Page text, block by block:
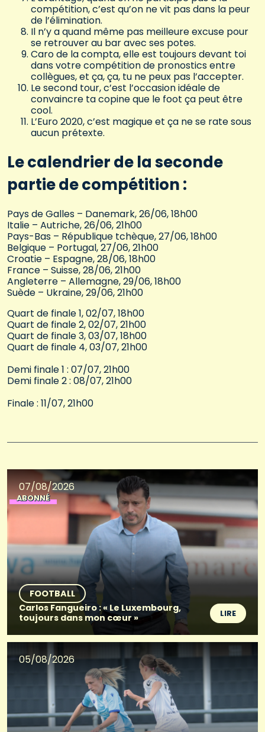
compétition, c’est qu’on ne vit pas dans la peur
de l’élimination.
Il n’y a quand même pas meilleure excuse pour
se retrouver au bar avec ses potes.
Caro de la compta, elle est toujours devant toi
dans votre compétition de pronostics entre
collègues, et ça, ça, tu ne peux pas l’accepter.
Le second tour, c’est l’occasion idéale de
convaincre ta copine que le foot ça peut être
cool.
L’Euro 2020, c’est magique et ça ne se rate sous
aucun prétexte.
Le calendrier de la seconde
partie de compétition :
Pays de Galles – Danemark, 26/06, 18h00
Italie – Autriche, 26/06, 21h00
Pays-Bas – République tchèque, 27/06, 18h00
Belgique – Portugal, 27/06, 21h00
Croatie – Espagne, 28/06, 18h00
France – Suisse, 28/06, 21h00
Angleterre – Allemagne, 29/06, 18h00
Suède – Ukraine, 29/06, 21h00
Quart de finale 1, 02/07, 18h00
Quart de finale 2, 02/07, 21h00
Quart de finale 3, 03/07, 18h00
Quart de finale 4, 03/07, 21h00
Demi finale 1 : 07/07, 21h00
Demi finale 2 : 08/07, 21h00
Finale : 11/07, 21h00
07/08/2026
ABONNÉ
FOOTBALL
Carlos Fangueiro : « Le Luxembourg,
toujours dans mon cœur »
LIRE
05/08/2026